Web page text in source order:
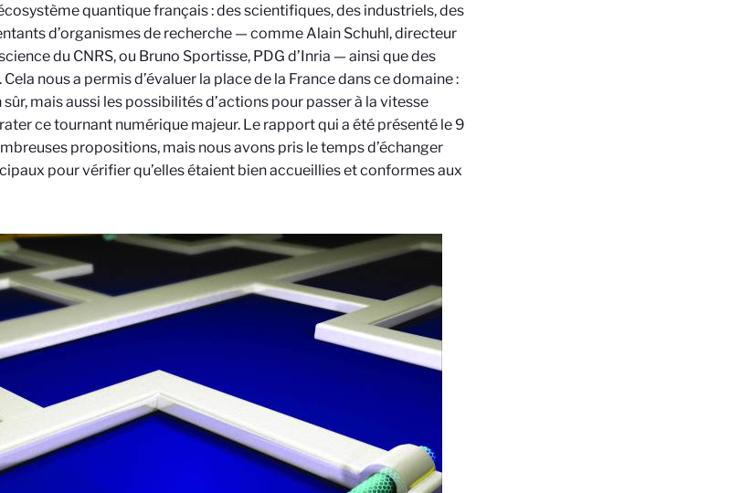
quantique français : des scientifiques, des industriels, des
d’organismes de recherche — comme Alain Schuhl, directeur
du CNRS, ou Bruno Sportisse, PDG d’Inria — ainsi que des
nous a permis d’évaluer la place de la France dans ce domaine :
mais aussi les possibilités d’actions pour passer à la vitesse
ce tournant numérique majeur. Le rapport qui a été présenté le 9
propositions, mais nous avons pris le temps d’échanger
pour vérifier qu’elles étaient bien accueillies et conformes aux